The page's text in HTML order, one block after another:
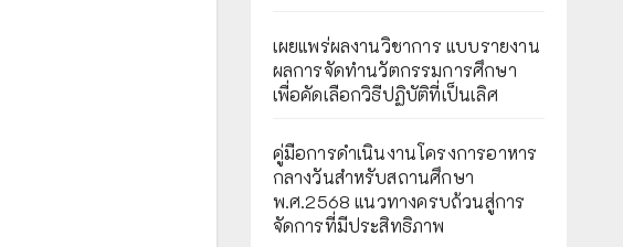
เผยแพร่ผลงานวิชาการ แบบรายงาน
ผลการจัดทำนวัตกรรมการศึกษา
เพื่อคัดเลือกวิธีปฏิบัติที่เป็นเลิศ
คู่มือการดำเนินงานโครงการอาหาร
กลางวันสำหรับสถานศึกษา
พ.ศ.2568 แนวทางครบถ้วนสู่การ
จัดการที่มีประสิทธิภาพ